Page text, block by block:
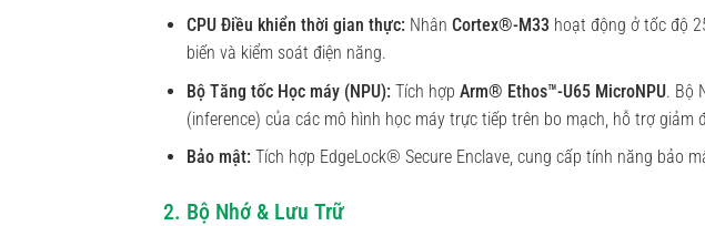
CPU Điều khiển thời gian thực: Nhân Cortex®-M33 hoạt động ở tốc độ
biến và kiểm soát điện năng.
Bộ Tăng tốc Học máy (NPU): Tích hợp Arm® Ethos™-U65 MicroNPU. Bộ
(inference) của các mô hình học máy trực tiếp trên bo mạch, hỗ trợ giảm
Bảo mật: Tích hợp EdgeLock® Secure Enclave, cung cấp tính năng bảo
2. Bộ Nhớ & Lưu Trữ